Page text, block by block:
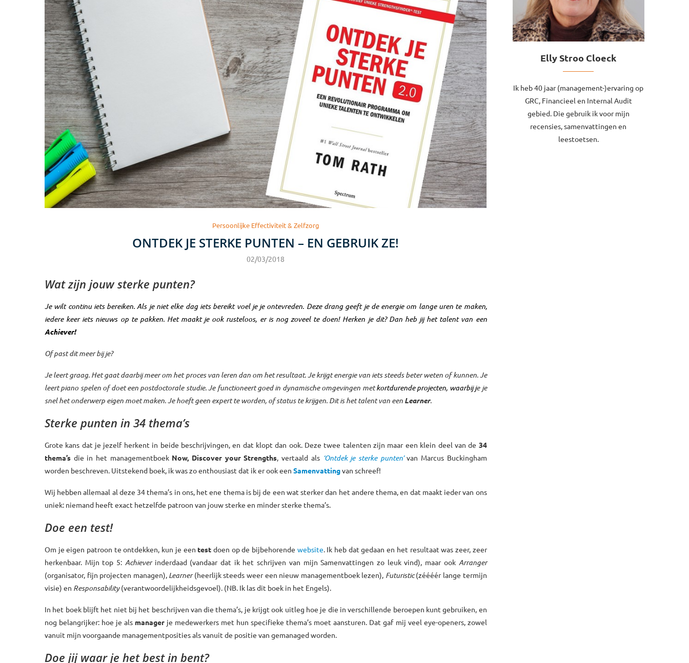
Persoonlijke Effectiviteit & Zelfzorg
ONTDEK JE STERKE PUNTEN – EN GEBRUIK ZE!
02/03/2018
Wat zijn jouw sterke punten?
Je wilt continu iets bereiken. Als je niet elke dag iets bereikt voel je je ontevreden. Deze drang geeft je de energie om lange uren te maken,
iedere keer iets nieuws op te pakken. Het maakt je ook rusteloos, er is nog zoveel te doen! Herken je dit? Dan heb jij het talent van een
Achiever!
Of past dit meer bij je?
Je leert graag. Het gaat daarbij meer om het proces van leren dan om het resultaat. Je krijgt energie van iets steeds beter weten of kunnen. Je
leert piano spelen of doet een postdoctorale studie. Je functioneert goed in dynamische omgevingen metkortdurende projecten, waarbij je je
snel het onderwerp eigen moet maken. Je hoeft geen expert te worden, of status te krijgen. Dit is het talent van een Learner.
Sterke punten in 34 thema’s
Grote kans dat je jezelf herkent in beide beschrijvingen, en dat klopt dan ook. Deze twee talenten zijn maar een klein deel van de 34
thema’s die in het managementboek Now, Discover your Strengths, vertaald als ‘Ontdek je sterke punten’van Marcus Buckingham
worden beschreven. Uitstekend boek, ik was zo enthousiast dat ik er ook een Samenvattingvan schreef!
Wij hebben allemaal al deze 34 thema’s in ons, het ene thema is bij de een wat sterker dan het andere thema, en dat maakt ieder van ons
uniek: niemand heeft exact hetzelfde patroon van jouw sterke en minder sterke thema’s.
Doe een test!
Om je eigen patroon te ontdekken, kun je een test doen op de bijbehorende website. Ik heb dat gedaan en het resultaat was zeer, zeer
herkenbaar. Mijn top 5: Achieverinderdaad (vandaar dat ik het schrijven van mijn Samenvattingen zo leuk vind), maar ook Arranger
(organisator, fijn projecten managen), Learner(heerlijk steeds weer een nieuw managementboek lezen), Futuristic(zéééér lange termijn
visie) en Responsability(verantwoordelijkheidsgevoel). (NB. Ik las dit boek in het Engels).
In het boek blijft het niet bij het beschrijven van die thema’s, je krijgt ook uitleg hoe je die in verschillende beroepen kunt gebruiken, en
nog belangrijker: hoe je als manager je medewerkers met hun specifieke thema’s moet aansturen. Dat gaf mij veel eye-openers, zowel
vanuit mijn voorgaande managementposities als vanuit de positie van gemanaged worden.
Doe jij waar je het best in bent?
Elly Stroo Cloeck
Ik heb 40 jaar (management-)ervaring op
GRC, Financieel en Internal Audit
gebied. Die gebruik ik voor mijn
recensies, samenvattingen en
leestoetsen.